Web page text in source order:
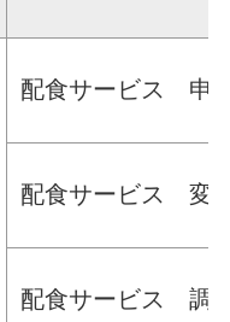
配食サービス 申
配食サービス 変
配食サービス 調